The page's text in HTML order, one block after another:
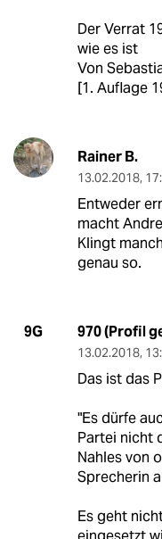
Der Verrat
wie es ist
Von
[1. Auflage
Rainer B.
13.02.2018,
Entweder
macht
Klingt
genau so.
9G 970 (Profil
13.02.2018,
Das ist das
"Es dürfe
Partei nicht
Nahles von
Sprecherin
Es geht